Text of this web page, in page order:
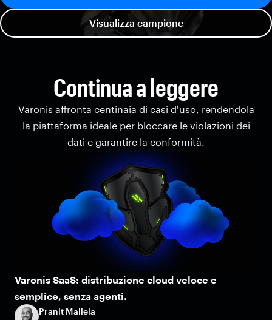
Visualizza campione
Continua a leggere
Varonis affronta centinaia di casi d'uso, rendendola
la piattaforma ideale per bloccare le violazioni dei
dati e garantire la conformità.
Varonis SaaS: distribuzione cloud veloce e
semplice, senza agenti.
Pranit Mallela